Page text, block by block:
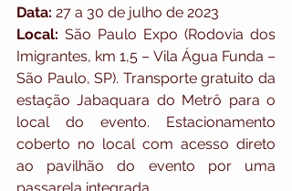
Data: 27 a 30 de julho de 2023
Local: São Paulo Expo (Rodovia dos
Imigrantes, km 1,5 – Vila Água Funda –
São Paulo, SP). Transporte gratuito da
estação Jabaquara do Metrô para o
local do evento. Estacionamento
coberto no local com acesso direto
ao pavilhão do evento por uma